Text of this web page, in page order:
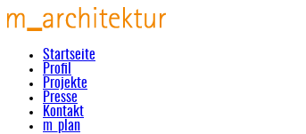
Startseite
Profil
Projekte
Presse
Kontakt
m_plan